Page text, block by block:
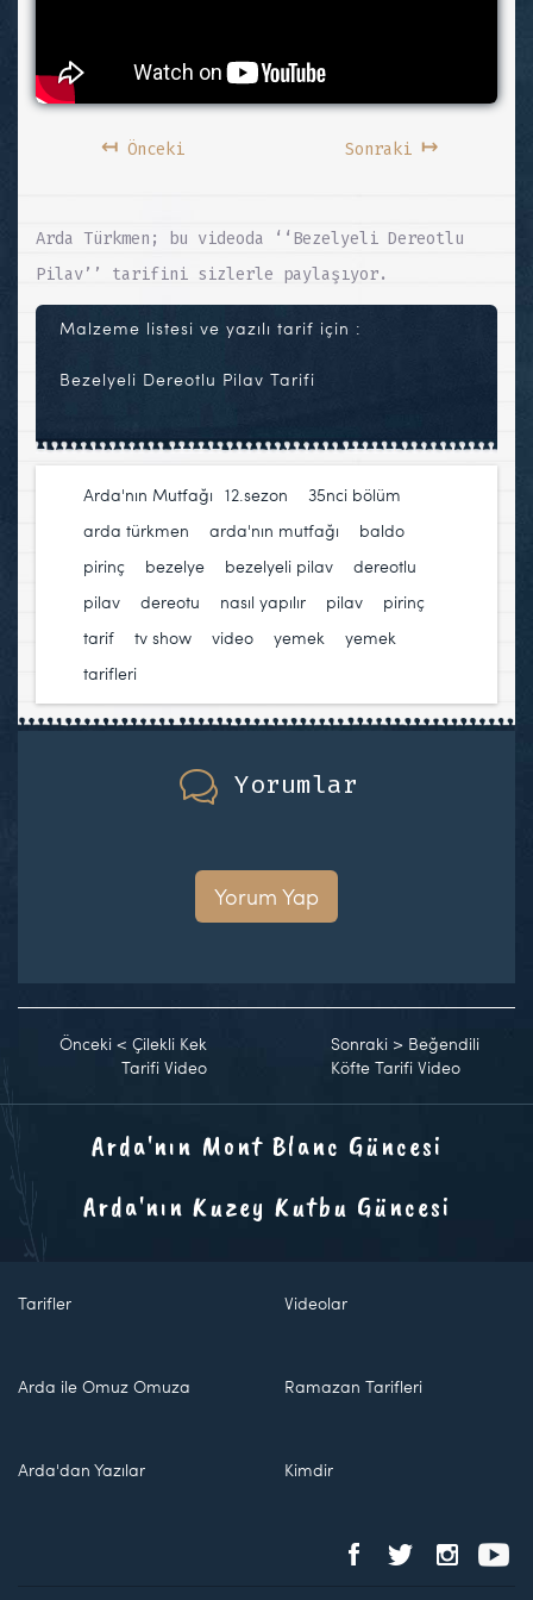
↤Önceki Sonraki ↦
Arda Türkmen; bu videoda ‘‘Bezelyeli Dereotlu
Pilav’’ tarifini sizlerle paylaşıyor.
Malzeme listesi ve yazılı tarif için :
Bezelyeli Dereotlu Pilav Tarifi
Arda'nın Mutfağı 12.sezon 35nci bölüm
arda türkmen
arda'nın mutfağı
baldo
pirinç
bezelye bezelyeli pilav
dereotlu
pilav
dereotu nasıl yapılır pilav pirinç
tarif
tv show video yemek
yemek
tarifleri
Yorumlar
Yorum Yap
Önceki < Çilekli Kek
Tarifi Video
Sonraki > Beğendili
Köfte Tarifi Video
Arda'nın Mont Blanc Güncesi
Arda'nın Kuzey Kutbu Güncesi
Tarifler Videolar
Arda ile Omuz Omuza Ramazan Tarifleri
Arda'dan Yazılar Kimdir